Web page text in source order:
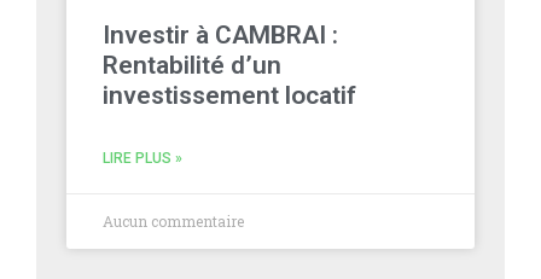
Investir à CAMBRAI :
Rentabilité d’un
investissement locatif
LIRE PLUS »
Aucun commentaire